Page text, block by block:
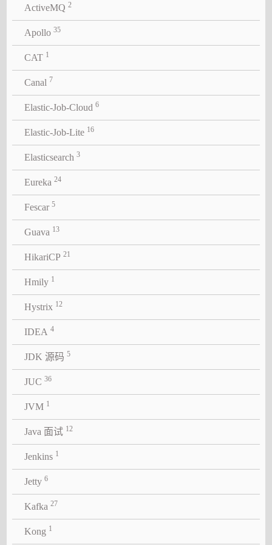
ActiveMQ 2
Apollo 35
CAT 1
Canal 7
Elastic-Job-Cloud 6
Elastic-Job-Lite 16
Elasticsearch 3
Eureka 24
Fescar 5
Guava 13
HikariCP 21
Hmily 1
Hystrix 12
IDEA 4
JDK 源码 5
JUC 36
JVM 1
Java 面试 12
Jenkins 1
Jetty 6
Kafka 27
Kong 1